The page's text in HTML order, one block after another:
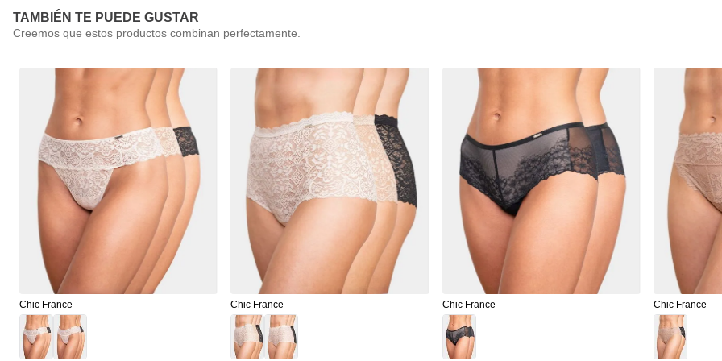
TAMBIÉN TE PUEDE GUSTAR
Chic France Chic France Chic France Chic France